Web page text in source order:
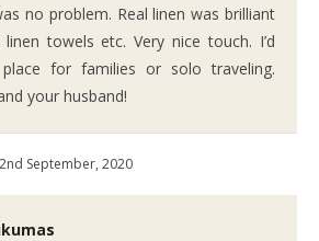
no problem. Real linen was brilliant
towels etc. Very nice touch. I’d
for families or solo traveling.
your husband!
September, 2020